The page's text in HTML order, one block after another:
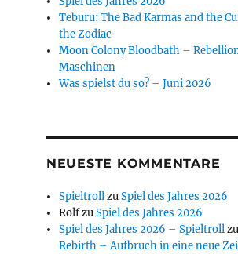
Teburu: The Bad Karmas and the
the Zodiac
Moon Colony Bloodbath –
Maschinen
Was spielst du so? – Juni 2026
NEUESTE KOMMENTARE
SpieltrollzuSpiel des Jahres 2026
RolfzuSpiel des Jahres 2026
Spiel des Jahres 2026 – Spieltrollzu
Rebirth – Aufbruch in eine neue